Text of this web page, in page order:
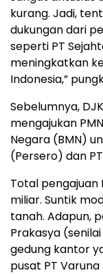
kurang. Jadi,
dukungan dari
seperti PT
meningkatkan
Indonesia,”
Sebelumnya,
mengajukan
Negara (BMN)
(Persero) dan
Total pengajuan
miliar. Suntik
tanah. Adapun,
Prakasya
gedung kantor
pusat PT